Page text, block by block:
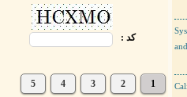
کد :
1
2
3
4
5